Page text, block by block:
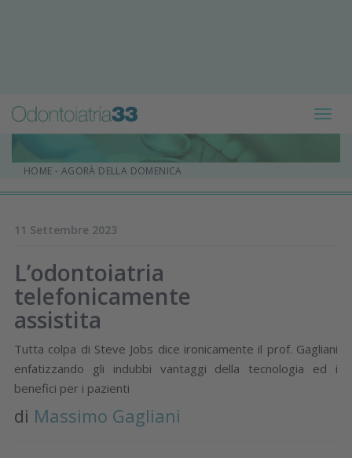
HOME - AGORÀ DELLA DOMENICA
11 Settembre 2023
L’odontoiatria
telefonicamente
assistita
Tutta colpa di Steve Jobs dice ironicamente il prof. Gagliani
enfatizzando gli indubbi vantaggi della tecnologia ed i
benefici per i pazienti
di Massimo Gagliani